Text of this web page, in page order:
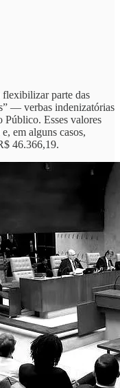
parte das
— verbas indenizatórias
Esses valores
em alguns casos,
46.366,19.